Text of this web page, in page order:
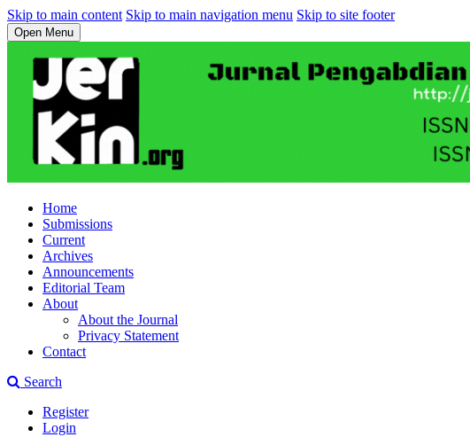
Skip to main content Skip to main navigation menu Skip to site footer
Open Menu
Home
Submissions
Current
Archives
Announcements
Editorial Team
About
About the Journal
Privacy Statement
Contact
Search
Register
Login